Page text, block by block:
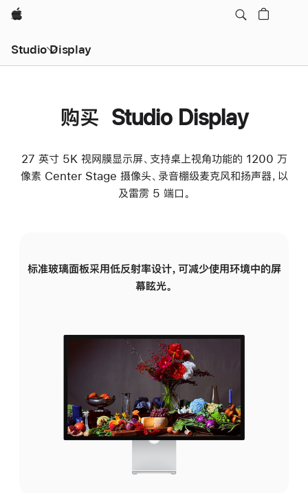
Apple
Studio Display
购买 Studio Display
27 英寸 5K 视网膜显示屏、支持桌上视角功能的 1200 万
像素 Center Stage 摄像头、录音棚级麦克风和扬声器，以
及雷雳 5 端口。
标准玻璃面板采用低反射率设计，可减少使用环境中的屏
幕眩光。